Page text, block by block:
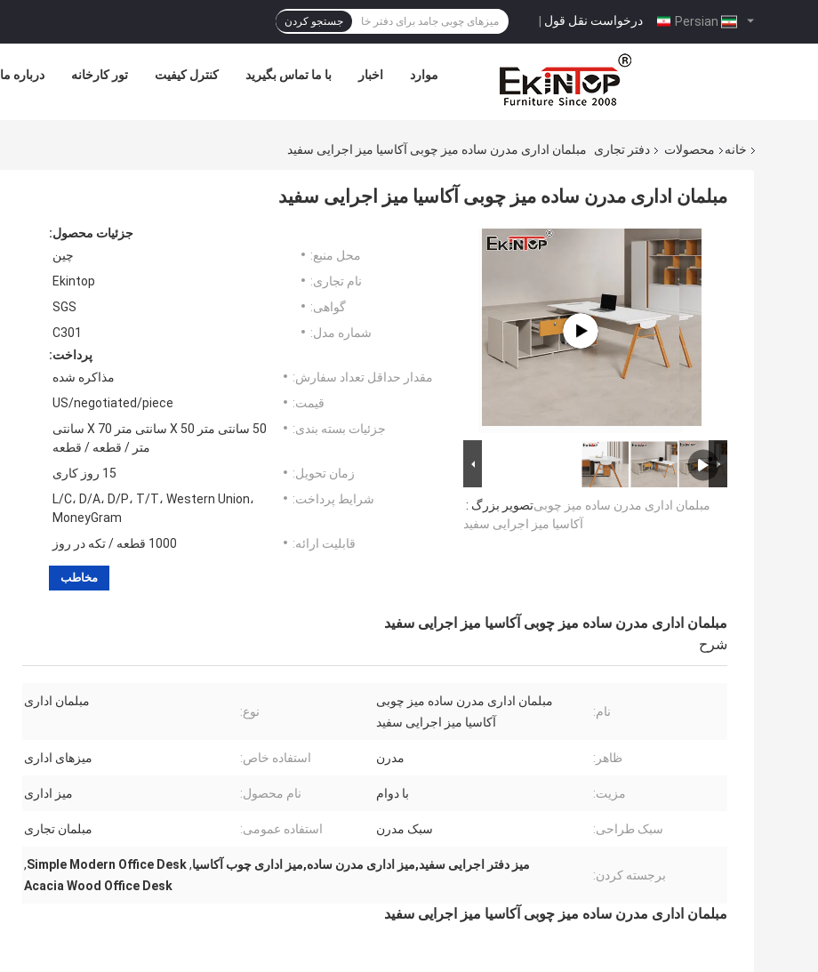
درخواست نقل قول | جستجو کردن
درباره ما تور کارخانه کنترل کیفیت با ما تماس بگیرید اخبار موارد
خانه محصولات دفتر تجاری مبلمان اداری مدرن ساده میز چوبی آکاسیا میز اجرایی سفید
مبلمان اداری مدرن ساده میز چوبی آکاسیا میز اجرایی سفید
تصویر بزرگ :مبلمان اداری مدرن ساده میز چوبی
آکاسیا میز اجرایی سفید
جزئیات محصول:
محل منبع:
چین
نام تجاری:
Ekintop
گواهی:
SGS
شماره مدل:
C301
پرداخت:
مقدار حداقل تعداد سفارش:
مذاکره شده
قیمت:
US/negotiated/piece
جزئیات بسته بندی:
50 سانتی متر X 50 سانتی متر X 70 سانتی
متر / قطعه / قطعه
زمان تحویل:
15 روز کاری
شرایط پرداخت:
L/C، D/A، D/P، T/T، Western Union،
MoneyGram
قابلیت ارائه:
1000 قطعه / تکه در روز
مخاطب
مبلمان اداری مدرن ساده میز چوبی آکاسیا میز اجرایی سفید
شرح
نام:
مبلمان اداری مدرن ساده میز چوبی
آکاسیا میز اجرایی سفید
نوع:
مبلمان اداری
ظاهر: مدرن استفاده خاص: میزهای اداری
مزیت: با دوام نام محصول: میز اداری
سبک طراحی: سبک مدرن استفاده عمومی: مبلمان تجاری
برجسته کردن:
میز دفتر اجرایی سفید,میز اداری مدرن ساده,میز اداری چوب آکاسیا,
Simple Modern Office Desk
,
Acacia Wood Office Desk
مبلمان اداری مدرن ساده میز چوبی آکاسیا میز اجرایی سفید